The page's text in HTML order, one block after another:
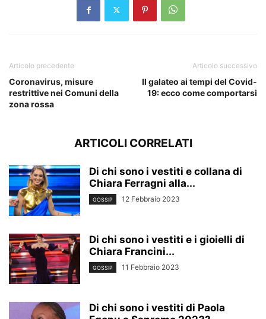
Articolo precedente
Coronavirus, misure
restrittive nei Comuni della
zona rossa
Articolo successivo
Il galateo ai tempi del Covid-
19: ecco come comportarsi
ARTICOLI CORRELATI
Di chi sono i vestiti e collana di
Chiara Ferragni alla...
GOSSIP 12 Febbraio 2023
Di chi sono i vestiti e i gioielli di
Chiara Francini...
GOSSIP 11 Febbraio 2023
Di chi sono i vestiti di Paola